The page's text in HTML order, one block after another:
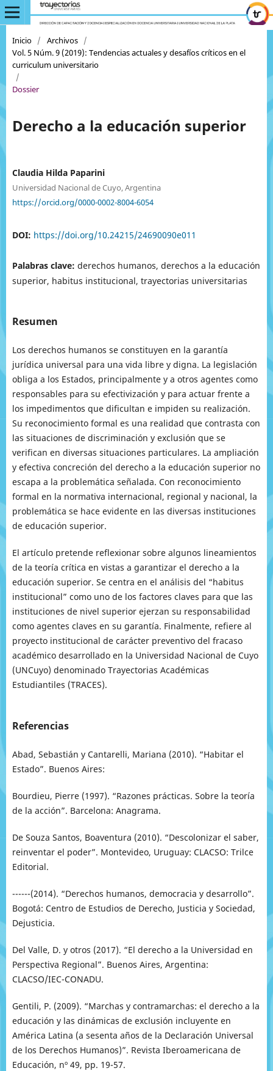
Inicio / Archivos /
Vol. 5 Núm. 9 (2019): Tendencias actuales y desafíos críticos en el
curriculum universitario
/
Dossier
Derecho a la educación superior
Claudia Hilda Paparini
Universidad Nacional de Cuyo, Argentina
https://orcid.org/0000-0002-8004-6054
DOI: https://doi.org/10.24215/24690090e011
Palabras clave: derechos humanos, derechos a la educación
superior, habitus institucional, trayectorias universitarias
Resumen
Los derechos humanos se constituyen en la garantía
jurídica universal para una vida libre y digna. La legislación
obliga a los Estados, principalmente y a otros agentes como
responsables para su efectivización y para actuar frente a
los impedimentos que dificultan e impiden su realización.
Su reconocimiento formal es una realidad que contrasta con
las situaciones de discriminación y exclusión que se
verifican en diversas situaciones particulares. La ampliación
y efectiva concreción del derecho a la educación superior no
escapa a la problemática señalada. Con reconocimiento
formal en la normativa internacional, regional y nacional, la
problemática se hace evidente en las diversas instituciones
de educación superior.
El artículo pretende reflexionar sobre algunos lineamientos
de la teoría crítica en vistas a garantizar el derecho a la
educación superior. Se centra en el análisis del “habitus
institucional” como uno de los factores claves para que las
instituciones de nivel superior ejerzan su responsabilidad
como agentes claves en su garantía. Finalmente, refiere al
proyecto institucional de carácter preventivo del fracaso
académico desarrollado en la Universidad Nacional de Cuyo
(UNCuyo) denominado Trayectorias Académicas
Estudiantiles (TRACES).
Referencias
Abad, Sebastián y Cantarelli, Mariana (2010). “Habitar el
Estado”. Buenos Aires:
Bourdieu, Pierre (1997). “Razones prácticas. Sobre la teoría
de la acción”. Barcelona: Anagrama.
De Souza Santos, Boaventura (2010). “Descolonizar el saber,
reinventar el poder”. Montevideo, Uruguay: CLACSO: Trilce
Editorial.
------(2014). “Derechos humanos, democracia y desarrollo”.
Bogotá: Centro de Estudios de Derecho, Justicia y Sociedad,
Dejusticia.
Del Valle, D. y otros (2017). “El derecho a la Universidad en
Perspectiva Regional”. Buenos Aires, Argentina:
CLACSO/IEC-CONADU.
Gentili, P. (2009). “Marchas y contramarchas: el derecho a la
educación y las dinámicas de exclusión incluyente en
América Latina (a sesenta años de la Declaración Universal
de los Derechos Humanos)”. Revista Iberoamericana de
Educación, nº 49, pp. 19-57.